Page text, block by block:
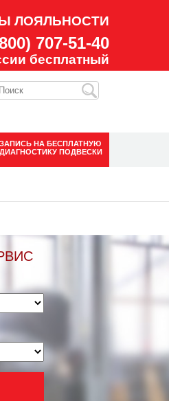
ЛОЯЛЬНОСТИ
707-51-40
бесплатный
ЗАПИСЬ НА БЕСПЛАТНУЮ
ДИАГНОСТИКУ ПОДВЕСКИ